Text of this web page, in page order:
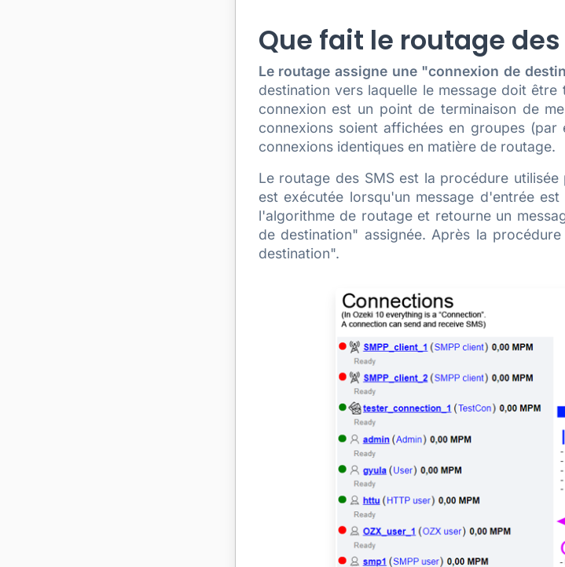
Que fait le routage des
Le routage assigne une "connexion de
destination vers laquelle le message doit
connexion est un point de terminaison de
connexions soient affichées en groupes
connexions identiques en matière de routage.
Le routage des SMS est la procédure
est exécutée lorsqu'un message d'entrée
l'algorithme de routage et retourne un
de destination" assignée. Après la
destination".